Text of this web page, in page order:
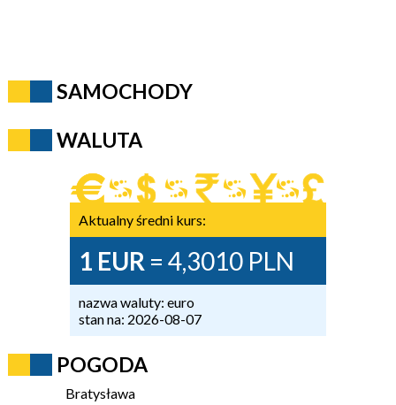
SAMOCHODY
WALUTA
Aktualny średni kurs:
1 EUR = 4,3010 PLN
nazwa waluty: euro
stan na: 2026-08-07
POGODA
Bratysława